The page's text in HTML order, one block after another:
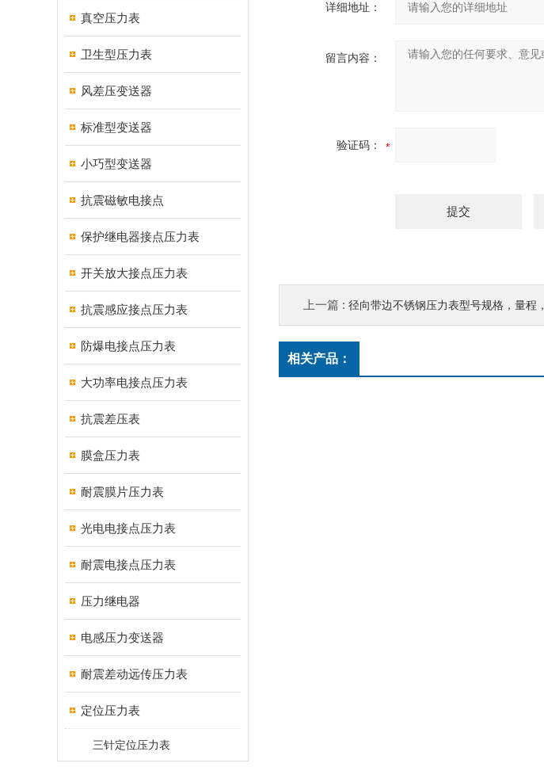
真空压力表
卫生型压力表
风差压变送器
标准型变送器
小巧型变送器
抗震磁敏电接点
保护继电器接点压力表
开关放大接点压力表
抗震感应接点压力表
防爆电接点压力表
大功率电接点压力表
抗震差压表
膜盒压力表
耐震膜片压力表
光电电接点压力表
耐震电接点压力表
压力继电器
电感压力变送器
耐震差动远传压力表
定位压力表
三针定位压力表
详细地址：
留言内容：
验证码：
上一篇 : 径向带边不锈钢压力表型号规格，量程，精度
相关产品：